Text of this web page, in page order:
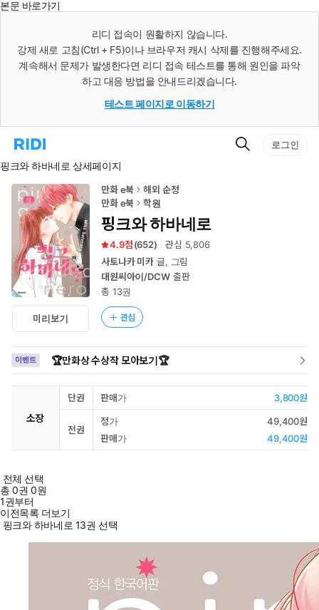
본문 바로가기
리디 접속이 원활하지 않습니다.
강제 새로 고침(Ctrl + F5)이나 브라우저 캐시 삭제를 진행해주세요.
계속해서 문제가 발생한다면 리디 접속 테스트를 통해 원인을 파악
하고 대응 방법을 안내드리겠습니다.
테스트 페이지로 이동하기
리
홈
로
이
동
검
로그인
핑크와 하바네로 상세페이지
미리보기
만화 e북
해외 순정
만화 e북
학원
핑크와 하바네로
4.9 (652) 관심 5,806
사토나카 미카 글, 그림
대원씨아이/DCW출판
총 13권
관심
이벤트 🏆만화상 수상작 모아보기🏆
소장
단권 판매가 3,800원
전권
정가
49,400원
판매가
49,400원
전체 선택
총0권 0원
1권부터
이전목록 더보기
핑크와 하바네로 13권 선택